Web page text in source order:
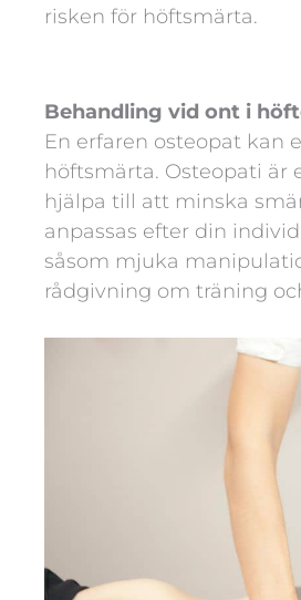
risken för höftsmärta.
Behandling vid ont i
En erfaren osteopat kan
höftsmärta. Osteopati är
hjälpa till att minska
anpassas efter din
såsom mjuka
rådgivning om träning